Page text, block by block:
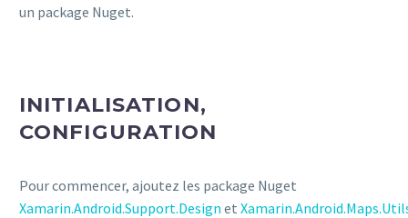
un package Nuget.
INITIALISATION,
CONFIGURATION
Pour commencer, ajoutez les package Nuget
Xamarin.Android.Support.Design et